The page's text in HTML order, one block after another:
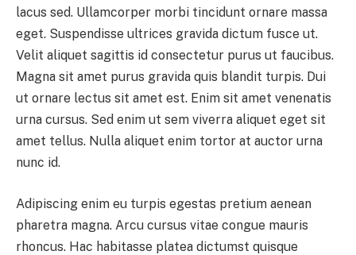
lacus sed. Ullamcorper morbi tincidunt ornare massa
eget. Suspendisse ultrices gravida dictum fusce ut.
Velit aliquet sagittis id consectetur purus ut faucibus.
Magna sit amet purus gravida quis blandit turpis. Dui
ut ornare lectus sit amet est. Enim sit amet venenatis
urna cursus. Sed enim ut sem viverra aliquet eget sit
amet tellus. Nulla aliquet enim tortor at auctor urna
nunc id.
Adipiscing enim eu turpis egestas pretium aenean
pharetra magna. Arcu cursus vitae congue mauris
rhoncus. Hac habitasse platea dictumst quisque